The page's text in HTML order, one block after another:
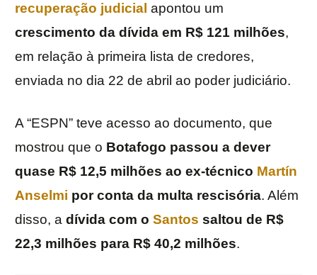
recuperação judicial apontou um
crescimento da dívida em R$ 121 milhões,
em relação à primeira lista de credores,
enviada no dia 22 de abril ao poder judiciário.
A “ESPN” teve acesso ao documento, que
mostrou que o Botafogo passou a dever
quase R$ 12,5 milhões ao ex-técnico Martín
Anselmi por conta da multa rescisória. Além
disso, a dívida com o Santos saltou de R$
22,3 milhões para R$ 40,2 milhões.